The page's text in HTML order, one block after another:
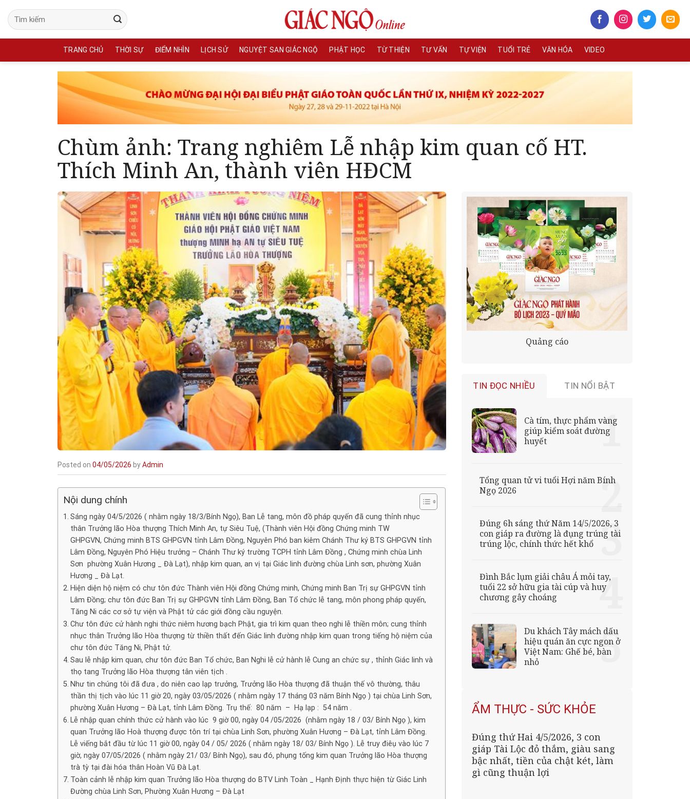
content
TRANG CHỦ THỜI SỰ ĐIỂM NHÌN LỊCH SỬ NGUYỆT SAN GIÁC NGỘ PHẬT HỌC TỪ THIỆN TƯ VẤN TỰ VIỆN TUỔI TRẺ VĂN HÓA VIDEO
Chùm ảnh: Trang nghiêm Lễ nhập kim quan cố HT.
Thích Minh An, thành viên HĐCM
Posted on 04/05/2026 byAdmin
Nội dung chính
Sáng ngày 04/5/2026 ( nhằm ngày 18/3/Bính Ngọ), Ban Lễ tang, môn đồ pháp quyến đã cung thỉnh nhục
thân Trưởng lão Hòa thượng Thích Minh An, tự Siêu Tuệ, (Thành viên Hội đồng Chứng minh TW
GHPGVN, Chứng minh BTS GHPGVN tỉnh Lâm Đồng, Nguyên Phó ban kiêm Chánh Thư ký BTS GHPGVN tỉnh
Lâm Đồng, Nguyên Phó Hiệu trưởng – Chánh Thư ký trường TCPH tỉnh Lâm Đồng , Chứng minh chùa Linh
Sơn phường Xuân Hương _ Đà Lạt), nhập kim quan, an vị tại Giác linh đường chùa Linh sơn, phường Xuân
Hương _ Đà Lạt.
Hiện diện hộ niệm có chư tôn đức Thành viên Hội đồng Chứng minh, Chứng minh Ban Trị sự GHPGVN tỉnh
Lâm Đồng; chư tôn đức Ban Trị sự GHPGVN tỉnh Lâm Đồng, Ban Tổ chức lễ tang, môn phong pháp quyến,
Tăng Ni các cơ sở tự viện và Phật tử các giới đồng cầu nguyện.
Chư tôn đức cử hành nghi thức niêm hương bạch Phật, gia trì kim quan theo nghi lễ thiền môn; cung thỉnh
nhục thân Trưởng lão Hòa thượng từ thiền thất đến Giác linh đường nhập kim quan trong tiếng hộ niệm của
chư tôn đức Tăng Ni, Phật tử.
Sau lễ nhập kim quan, chư tôn đức Ban Tổ chức, Ban Nghi lễ cử hành lễ Cung an chức sự , thỉnh Giác linh và
thọ tang Trưởng lão Hòa thượng tân viên tịch .
Như tin chúng tôi đã đưa , do niên cao lạp trưởng, Trưởng lão Hòa thượng đã thuận thế vô thường, thâu
thần thị tịch vào lúc 11 giờ 20, ngày 03/05/2026 ( nhằm ngày 17 tháng 03 năm Bính Ngọ ) tại chùa Linh Sơn,
phường Xuân Hương – Đà Lạt, tỉnh Lâm Đồng. Trụ thế: 80 năm – Hạ lạp : 54 năm .
Lễ nhập quan chính thức cử hành vào lúc 9 giờ 00, ngày 04 /05/2026 (nhằm ngày 18 / 03/ Bính Ngọ ), kim
quan Trưởng lão Hoà thượng được tôn trí tại chùa Linh Sơn, phường Xuân Hương – Đà Lạt, tỉnh Lâm Đồng.
Lễ viếng bắt đầu từ lúc 11 giờ 00, ngày 04 / 05/ 2026 ( nhằm ngày 18/ 03/ Bính Ngọ ). Lễ truy điêụ vào lúc 7
giờ, ngày 07/05/2026 ( nhằm ngày 21/ 03/ Bính Ngọ), sau đó, phụng tống kim quan Trưởng lão Hòa thượng
trà tỳ tại đài hóa thân Hoàn Vũ Đà Lạt.
Toàn cảnh lễ nhập kim quan Trưởng lão Hòa thượng do BTV Linh Toàn _ Hạnh Định thực hiện từ Giác Linh
Đường chùa Linh Sơn, Phường Xuân Hương – Đà Lạt
Quảng cáo
TIN ĐỌC NHIỀU TIN NỔI BẬT
Cà tím, thực phẩm vàng
giúp kiểm soát đường
huyết
Tổng quan tử vi tuổi Hợi năm Bính
Ngọ 2026
Đúng 6h sáng thứ Năm 14/5/2026, 3
con giáp ra đường là đụng trúng tài
trúng lộc, chính thức hết khổ
Đình Bắc lụm giải châu Á mỏi tay,
tuổi 22 sở hữu gia tài cúp và huy
chương gây choáng
Du khách Tây mách dấu
hiệu quán ăn cực ngon ở
Việt Nam: Ghế bé, bàn
nhỏ
ẨM THỰC - SỨC KHỎE
Đúng thứ Hai 4/5/2026, 3 con
giáp Tài Lộc đỏ thắm, giàu sang
bậc nhất, tiền của chật két, làm
gì cũng thuận lợi